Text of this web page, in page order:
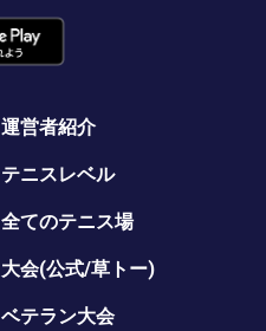
運営者紹介
テニスレベル
全てのテニス場
大会(公式/草トー)
ベテラン大会